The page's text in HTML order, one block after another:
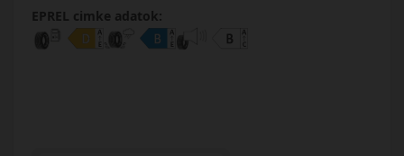
EPREL cimke adatok: